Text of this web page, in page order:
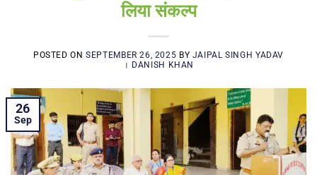
लिया संकल्प
POSTED ONSEPTEMBER 26, 2025 BY JAIPAL SINGH YADAV
। DANISH KHAN
26
Sep